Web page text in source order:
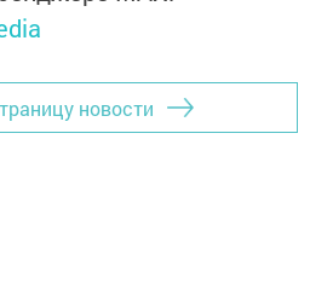
новости